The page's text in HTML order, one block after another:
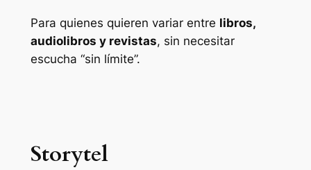
Para quienes quieren variar entre libros,
audiolibros y revistas, sin necesitar
escucha “sin límite”.
Storytel